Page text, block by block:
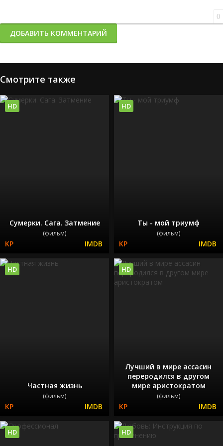
0
ДОБАВИТЬ КОММЕНТАРИЙ
Смотрите также
Сумерки. Сага. Затмение
(фильм)
HD
Ты - мой триумф
(фильм)
HD
Частная жизнь
(фильм)
HD
Лучший в мире ассасин
переродился в другом
мире аристократом
(фильм)
HD
HD HD